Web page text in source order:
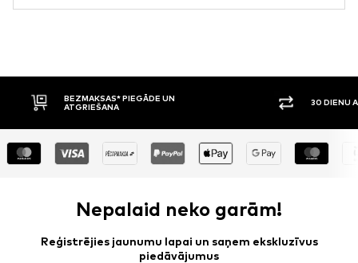
BEZMAKSAS* PIEGĀDE UN
ATGRIEŠANA
30 DIENU
Nepalaid neko garām!
Reģistrējies jaunumu lapai un saņem ekskluzīvus
piedāvājumus